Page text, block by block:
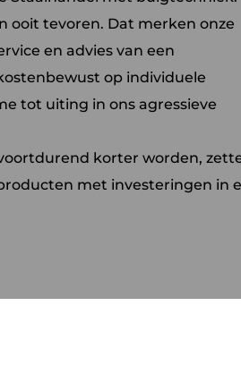
ooit tevoren. Dat merken onze
en advies van een
op individuele
tot uiting in ons agressieve
korter worden,
met investeringen in